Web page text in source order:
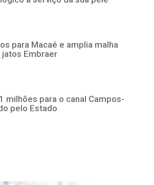
para Macaé e amplia malha
Embraer
milhões para o canal Campos-
pelo Estado